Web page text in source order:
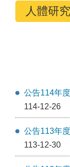
人體研
公告114年
114-12-26
公告113年
113-12-30